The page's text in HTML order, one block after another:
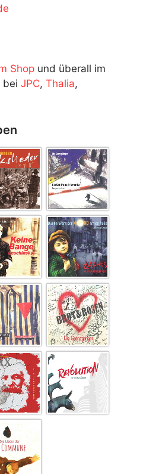
Shop und überall im
bei JPC, Thalia,